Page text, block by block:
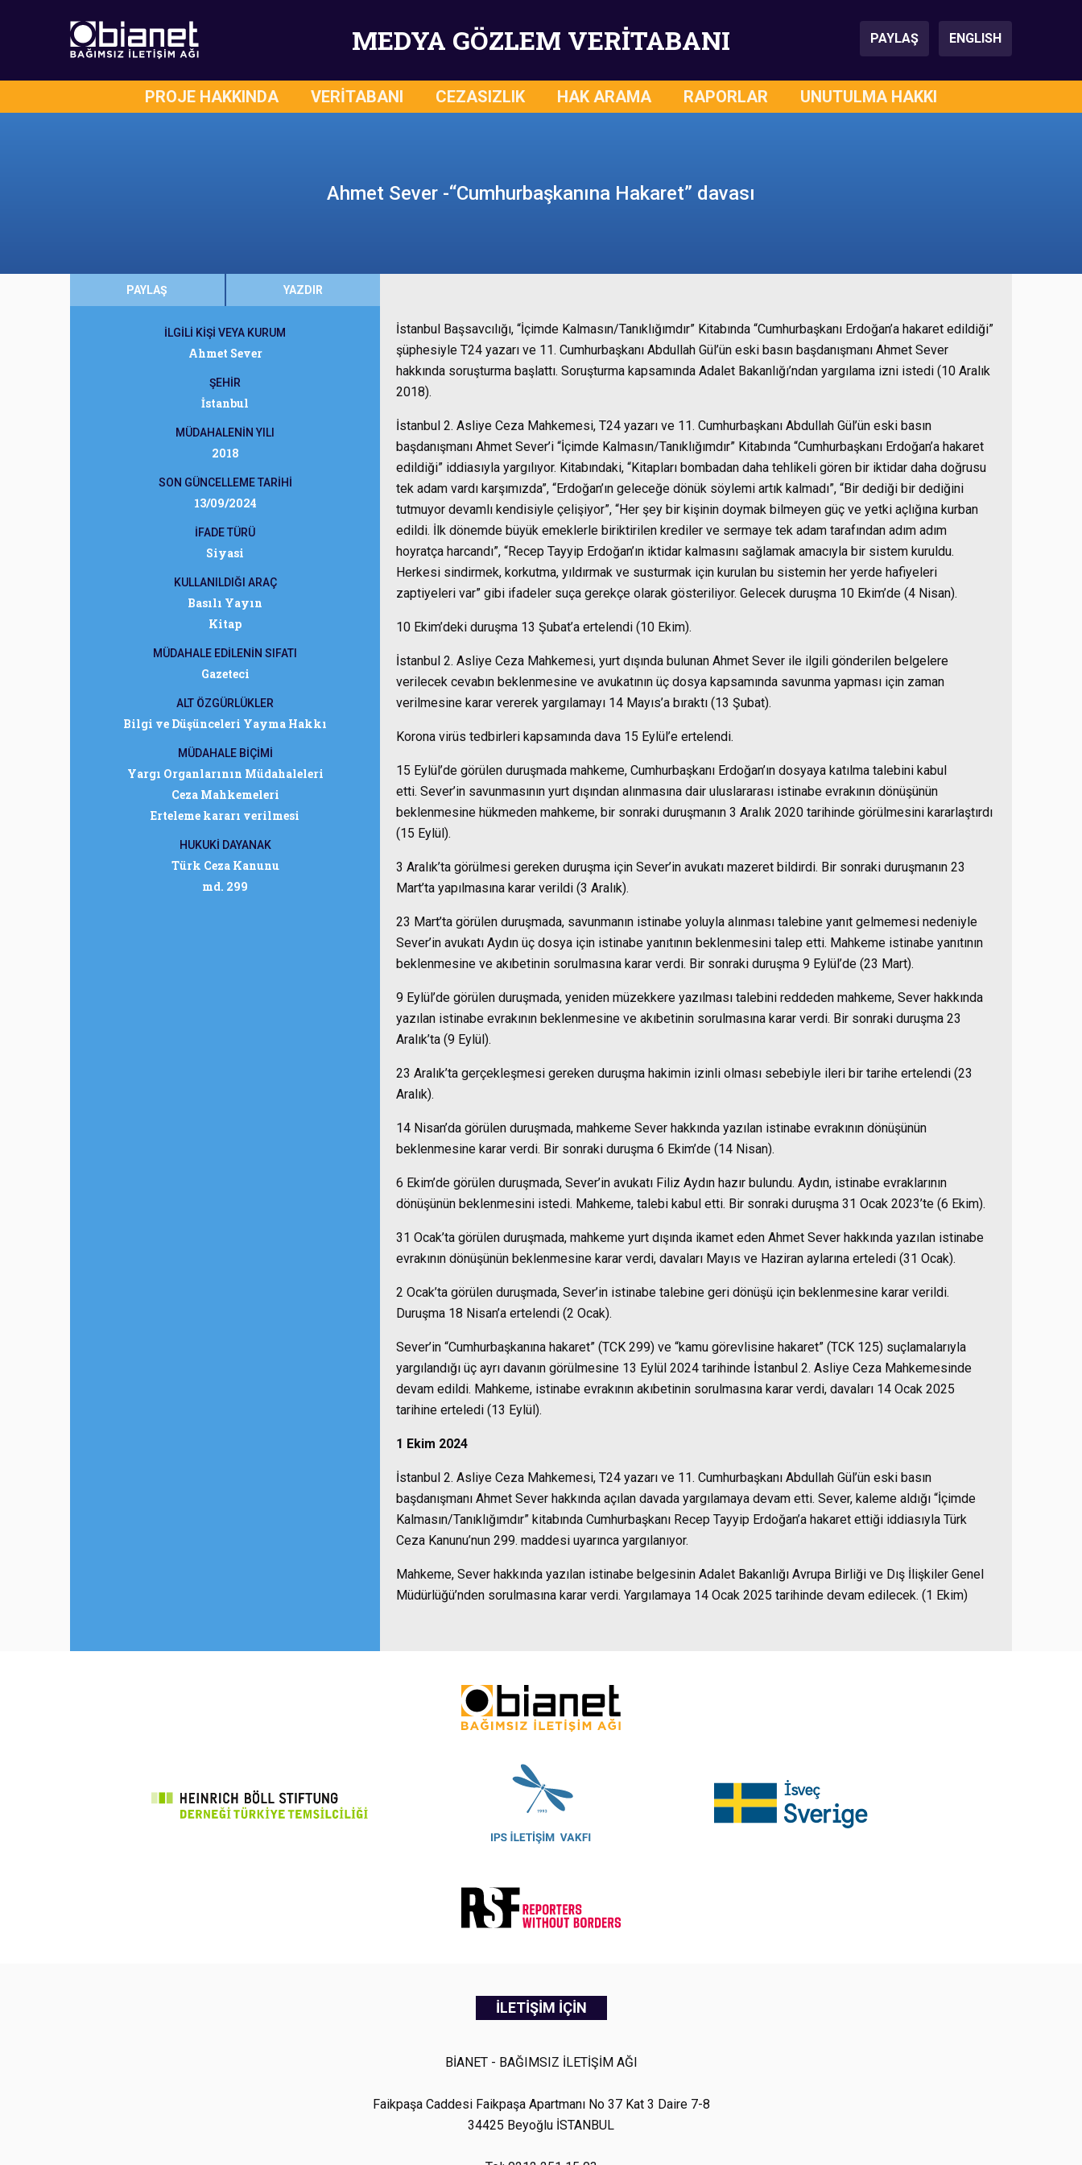
MEDYA GÖZLEM VERİTABANI PAYLAŞ ENGLISH
PROJE HAKKINDA VERİTABANI CEZASIZLIK HAK ARAMA RAPORLAR UNUTULMA HAKKI
Ahmet Sever -“Cumhurbaşkanına Hakaret” davası
PAYLAŞ YAZDIR
İLGİLİ KİŞİ VEYA KURUM
Ahmet Sever
ŞEHİR
İstanbul
MÜDAHALENİN YILI
2018
SON GÜNCELLEME TARİHİ
13/09/2024
İFADE TÜRÜ
Siyasi
KULLANILDIĞI ARAÇ
Basılı Yayın
Kitap
MÜDAHALE EDİLENİN SIFATI
Gazeteci
ALT ÖZGÜRLÜKLER
Bilgi ve Düşünceleri Yayma Hakkı
MÜDAHALE BİÇİMİ
Yargı Organlarının Müdahaleleri
Ceza Mahkemeleri
Erteleme kararı verilmesi
HUKUKİ DAYANAK
Türk Ceza Kanunu
md. 299
İstanbul Başsavcılığı, “İçimde Kalmasın/Tanıklığımdır” Kitabında “Cumhurbaşkanı Erdoğan’a hakaret edildiği”
şüphesiyle T24 yazarı ve 11. Cumhurbaşkanı Abdullah Gül’ün eski basın başdanışmanı Ahmet Sever
hakkında soruşturma başlattı. Soruşturma kapsamında Adalet Bakanlığı’ndan yargılama izni istedi (10 Aralık
2018).
İstanbul 2. Asliye Ceza Mahkemesi, T24 yazarı ve 11. Cumhurbaşkanı Abdullah Gül’ün eski basın
başdanışmanı Ahmet Sever’i “İçimde Kalmasın/Tanıklığımdır” Kitabında “Cumhurbaşkanı Erdoğan’a hakaret
edildiği” iddiasıyla yargılıyor. Kitabındaki, “Kitapları bombadan daha tehlikeli gören bir iktidar daha doğrusu
tek adam vardı karşımızda”, “Erdoğan’ın geleceğe dönük söylemi artık kalmadı”, “Bir dediği bir dediğini
tutmuyor devamlı kendisiyle çelişiyor”, “Her şey bir kişinin doymak bilmeyen güç ve yetki açlığına kurban
edildi. İlk dönemde büyük emeklerle biriktirilen krediler ve sermaye tek adam tarafından adım adım
hoyratça harcandı”, “Recep Tayyip Erdoğan’ın iktidar kalmasını sağlamak amacıyla bir sistem kuruldu.
Herkesi sindirmek, korkutma, yıldırmak ve susturmak için kurulan bu sistemin her yerde hafiyeleri
zaptiyeleri var” gibi ifadeler suça gerekçe olarak gösteriliyor. Gelecek duruşma 10 Ekim’de (4 Nisan).
10 Ekim’deki duruşma 13 Şubat’a ertelendi (10 Ekim).
İstanbul 2. Asliye Ceza Mahkemesi, yurt dışında bulunan Ahmet Sever ile ilgili gönderilen belgelere
verilecek cevabın beklenmesine ve avukatının üç dosya kapsamında savunma yapması için zaman
verilmesine karar vererek yargılamayı 14 Mayıs’a bıraktı (13 Şubat).
Korona virüs tedbirleri kapsamında dava 15 Eylül’e ertelendi.
15 Eylül’de görülen duruşmada mahkeme, Cumhurbaşkanı Erdoğan’ın dosyaya katılma talebini kabul
etti. Sever’in savunmasının yurt dışından alınmasına dair uluslararası istinabe evrakının dönüşünün
beklenmesine hükmeden mahkeme, bir sonraki duruşmanın 3 Aralık 2020 tarihinde görülmesini kararlaştırdı
(15 Eylül).
3 Aralık’ta görülmesi gereken duruşma için Sever’in avukatı mazeret bildirdi. Bir sonraki duruşmanın 23
Mart’ta yapılmasına karar verildi (3 Aralık).
23 Mart’ta görülen duruşmada, savunmanın istinabe yoluyla alınması talebine yanıt gelmemesi nedeniyle
Sever’in avukatı Aydın üç dosya için istinabe yanıtının beklenmesini talep etti. Mahkeme istinabe yanıtının
beklenmesine ve akıbetinin sorulmasına karar verdi. Bir sonraki duruşma 9 Eylül’de (23 Mart).
9 Eylül’de görülen duruşmada, yeniden müzekkere yazılması talebini reddeden mahkeme, Sever hakkında
yazılan istinabe evrakının beklenmesine ve akıbetinin sorulmasına karar verdi. Bir sonraki duruşma 23
Aralık’ta (9 Eylül).
23 Aralık’ta gerçekleşmesi gereken duruşma hakimin izinli olması sebebiyle ileri bir tarihe ertelendi (23
Aralık).
14 Nisan’da görülen duruşmada, mahkeme Sever hakkında yazılan istinabe evrakının dönüşünün
beklenmesine karar verdi. Bir sonraki duruşma 6 Ekim’de (14 Nisan).
6 Ekim’de görülen duruşmada, Sever’in avukatı Filiz Aydın hazır bulundu. Aydın, istinabe evraklarının
dönüşünün beklenmesini istedi. Mahkeme, talebi kabul etti. Bir sonraki duruşma 31 Ocak 2023’te (6 Ekim).
31 Ocak’ta görülen duruşmada, mahkeme yurt dışında ikamet eden Ahmet Sever hakkında yazılan istinabe
evrakının dönüşünün beklenmesine karar verdi, davaları Mayıs ve Haziran aylarına erteledi (31 Ocak).
2 Ocak’ta görülen duruşmada, Sever’in istinabe talebine geri dönüşü için beklenmesine karar verildi.
Duruşma 18 Nisan’a ertelendi (2 Ocak).
Sever’in “Cumhurbaşkanına hakaret” (TCK 299) ve “kamu görevlisine hakaret” (TCK 125) suçlamalarıyla
yargılandığı üç ayrı davanın görülmesine 13 Eylül 2024 tarihinde İstanbul 2. Asliye Ceza Mahkemesinde
devam edildi. Mahkeme, istinabe evrakının akıbetinin sorulmasına karar verdi, davaları 14 Ocak 2025
tarihine erteledi (13 Eylül).
1 Ekim 2024
İstanbul 2. Asliye Ceza Mahkemesi, T24 yazarı ve 11. Cumhurbaşkanı Abdullah Gül’ün eski basın
başdanışmanı Ahmet Sever hakkında açılan davada yargılamaya devam etti. Sever, kaleme aldığı “İçimde
Kalmasın/Tanıklığımdır” kitabında Cumhurbaşkanı Recep Tayyip Erdoğan’a hakaret ettiği iddiasıyla Türk
Ceza Kanunu’nun 299. maddesi uyarınca yargılanıyor.
Mahkeme, Sever hakkında yazılan istinabe belgesinin Adalet Bakanlığı Avrupa Birliği ve Dış İlişkiler Genel
Müdürlüğü’nden sorulmasına karar verdi. Yargılamaya 14 Ocak 2025 tarihinde devam edilecek. (1 Ekim)
İLETİŞİM İÇİN
BİANET - BAĞIMSIZ İLETİŞİM AĞI
Faikpaşa Caddesi Faikpaşa Apartmanı No 37 Kat 3 Daire 7-8
34425 Beyoğlu İSTANBUL